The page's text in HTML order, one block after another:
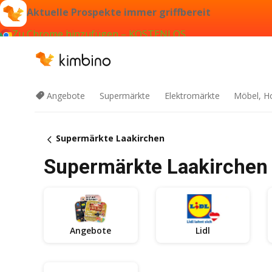
Aktuelle Prospekte immer griffbereit
Zu Chrome hinzufügen – KOSTENLOS
Angebote Supermärkte Elektromärkte Möbel,
Supermärkte Laakirchen
Supermärkte
Angebote Lidl